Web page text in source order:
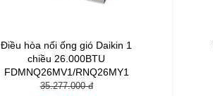
Điều hòa nối ống gió Daikin 1
chiều 26.000BTU
FDMNQ26MV1/RNQ26MY1
35.277.000 đ